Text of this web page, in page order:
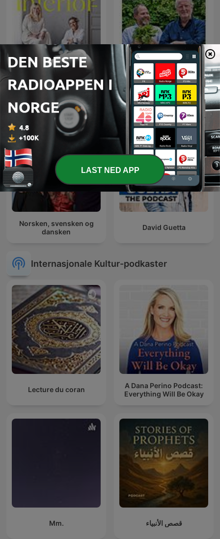
Interiørrådet
Truls & Hellstrøm - Tar
munnen full
Norsken, svensken og
dansken
David Guetta
Internasjonale Kultur-podkaster
Lecture du coran
A Dana Perino Podcast:
Everything Will Be Okay
Mm. قصص الأنبياء
LAST NED APP